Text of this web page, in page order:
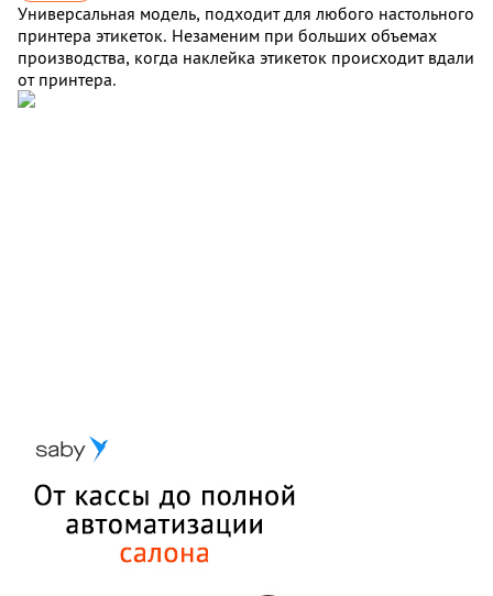
Универсальная модель, подходит для любого настольного
принтера этикеток. Незаменим при больших объемах
производства, когда наклейка этикеток происходит вдали
от принтера.